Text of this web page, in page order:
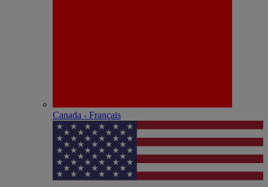
Canada - Français